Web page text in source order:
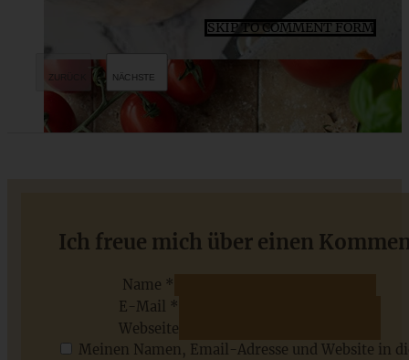
Feine Haselnuss-Plätzchen
SKIP TO COMMENT FORM
Ich freue mich über einen
Name *
E-Mail *
Webseite
Meinen Namen, Email-Adresse und Website in